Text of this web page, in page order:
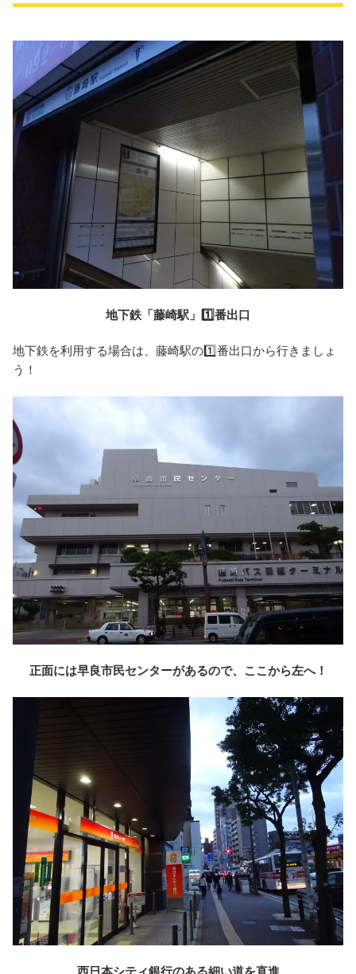
地下鉄「藤崎駅」1️⃣番出口
地下鉄を利用する場合は、藤崎駅の1️⃣番出口から行きましょ
う！
正面には早良市民センターがあるので、ここから左へ！
西日本シティ銀行のある細い道を直進